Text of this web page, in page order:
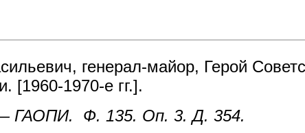
генерал-майор, Герой
[1960-1970-е гг.].
ГАОПИ. Ф. 135. Оп. 3. Д. 354.